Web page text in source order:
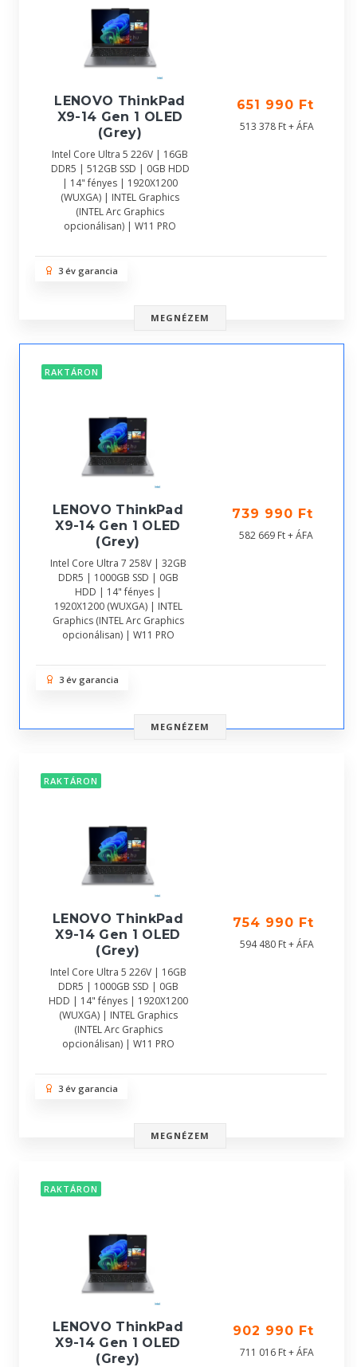
LENOVO ThinkPad
X9-14 Gen 1 OLED
(Grey)
Intel Core Ultra 5 226V | 16GB
DDR5 | 512GB SSD | 0GB HDD
| 14" fényes | 1920X1200
(WUXGA) | INTEL Graphics
(INTEL Arc Graphics
opcionálisan) | W11 PRO
651 990 Ft
513 378 Ft + ÁFA
3 év garancia
MEGNÉZEM
RAKTÁRON
LENOVO ThinkPad
X9-14 Gen 1 OLED
(Grey)
Intel Core Ultra 7 258V | 32GB
DDR5 | 1000GB SSD | 0GB
HDD | 14" fényes |
1920X1200 (WUXGA) | INTEL
Graphics (INTEL Arc Graphics
opcionálisan) | W11 PRO
739 990 Ft
582 669 Ft + ÁFA
3 év garancia
MEGNÉZEM
RAKTÁRON
LENOVO ThinkPad
X9-14 Gen 1 OLED
(Grey)
Intel Core Ultra 5 226V | 16GB
DDR5 | 1000GB SSD | 0GB
HDD | 14" fényes | 1920X1200
(WUXGA) | INTEL Graphics
(INTEL Arc Graphics
opcionálisan) | W11 PRO
754 990 Ft
594 480 Ft + ÁFA
3 év garancia
MEGNÉZEM
RAKTÁRON
LENOVO ThinkPad
X9-14 Gen 1 OLED
(Grey)
902 990 Ft
711 016 Ft + ÁFA